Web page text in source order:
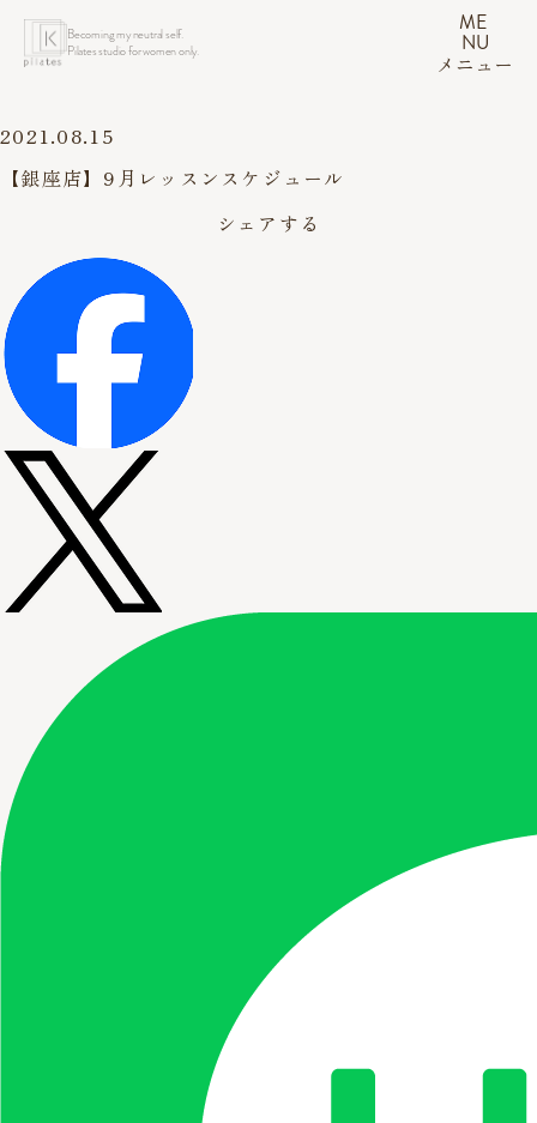
Becoming my neutral self.
Pilates studio for women only.
ME
NU
メニュー
2021.08.15
【銀座店】9月レッスンスケジュール
シェアする